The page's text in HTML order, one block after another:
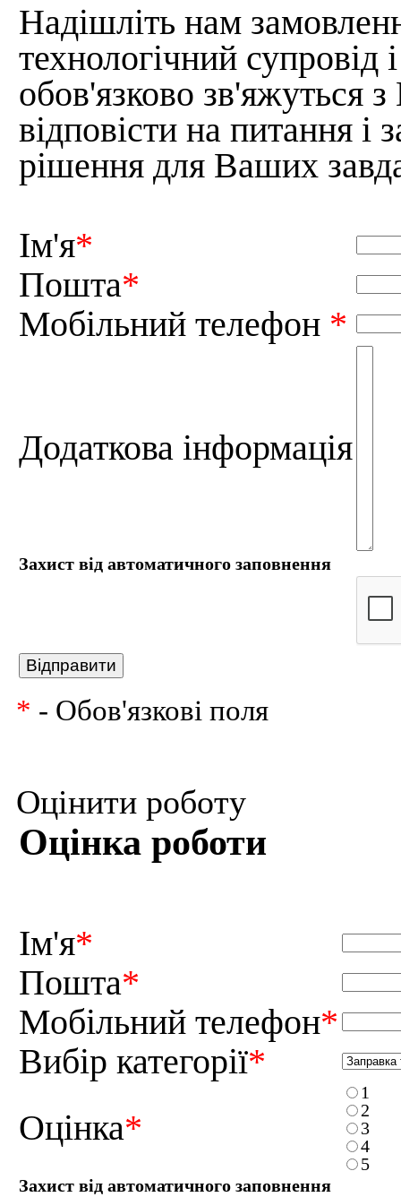
Надішліть нам
технологічний супровід
обов'язково зв'яжуться
відповісти на питання і
рішення для Ваших
Ім'я*
Пошта*
Мобільний телефон *
Додаткова інформація
Захист від автоматичного заповнення
* - Обов'язкові поля
Оцінити роботу
Оцінка роботи
Ім'я*
Пошта*
Мобільний телефон*
Вибір категорії*
Оцінка*
1
2
3
4
5
Захист від автоматичного заповнення